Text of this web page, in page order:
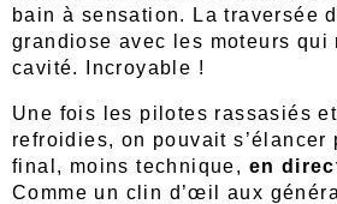
bain à sensation. La traversée
grandiose avec les moteurs qui
cavité. Incroyable !
Une fois les pilotes rassasiés
refroidies, on pouvait s’élancer
final, moins technique, en
Comme un clin d’œil aux